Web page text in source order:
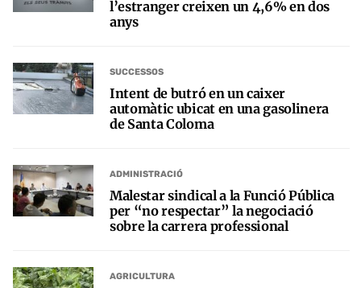
l’estranger creixen un 4,6% en dos
anys
SUCCESSOS
Intent de butró en un caixer
automàtic ubicat en una gasolinera
de Santa Coloma
ADMINISTRACIÓ
Malestar sindical a la Funció Pública
per “no respectar” la negociació
sobre la carrera professional
AGRICULTURA